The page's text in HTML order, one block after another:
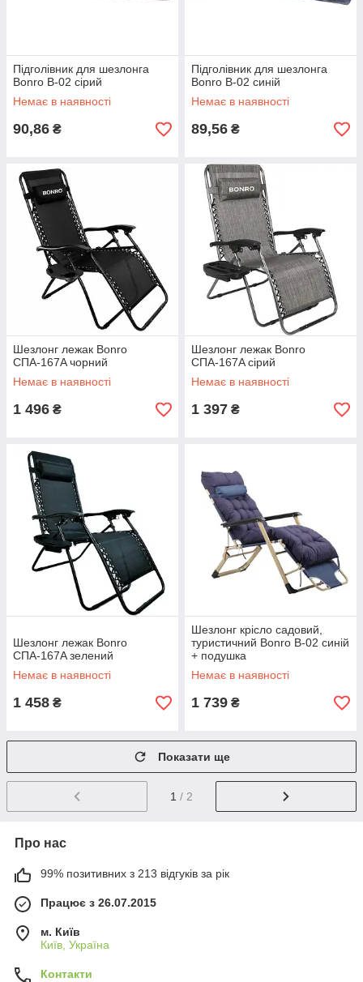
Підголівник для шезлонга
Bonro B-02 сірий
Немає в наявності
90,86 ₴
Підголівник для шезлонга
Bonro B-02 синій
Немає в наявності
89,56 ₴
Шезлонг лежак Bonro
СПА-167A чорний
Немає в наявності
1 496 ₴
Шезлонг лежак Bonro
СПА-167A сірий
Немає в наявності
1 397 ₴
Шезлонг лежак Bonro
СПА-167A зелений
Немає в наявності
1 458 ₴
Шезлонг крісло садовий,
туристичний Bonro B-02 синій
+ подушка
Немає в наявності
1 739 ₴
Показати ще
1 / 2
Про нас
99% позитивних з 213 відгуків за рік
Працює з 26.07.2015
м. Київ
Київ, Україна
Контакти